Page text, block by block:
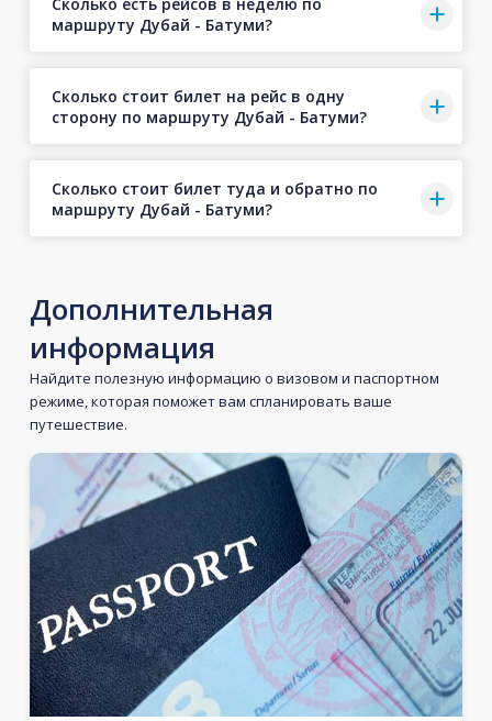
маршруту Дубай - Батуми?
Сколько стоит билет на рейс в одну
сторону по маршруту Дубай - Батуми?
Сколько стоит билет туда и обратно по
маршруту Дубай - Батуми?
Дополнительная
информация
Найдите полезную информацию о визовом и паспортном
режиме, которая поможет вам спланировать ваше
путешествие.